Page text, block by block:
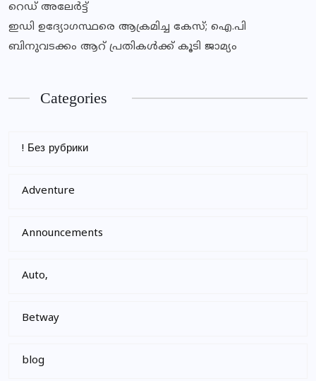
റെഡ് അലേര്‍ട്ട്
ഇഡി ഉദ്യോഗസ്ഥരെ ആക്രമിച്ച കേസ്; ഐ.പി
ബിനുവടക്കം ആറ് പ്രതികള്‍ക്ക് കൂടി ജാമ്യം
Categories
! Без рубрики
Adventure
Announcements
Auto,
Betway
blog